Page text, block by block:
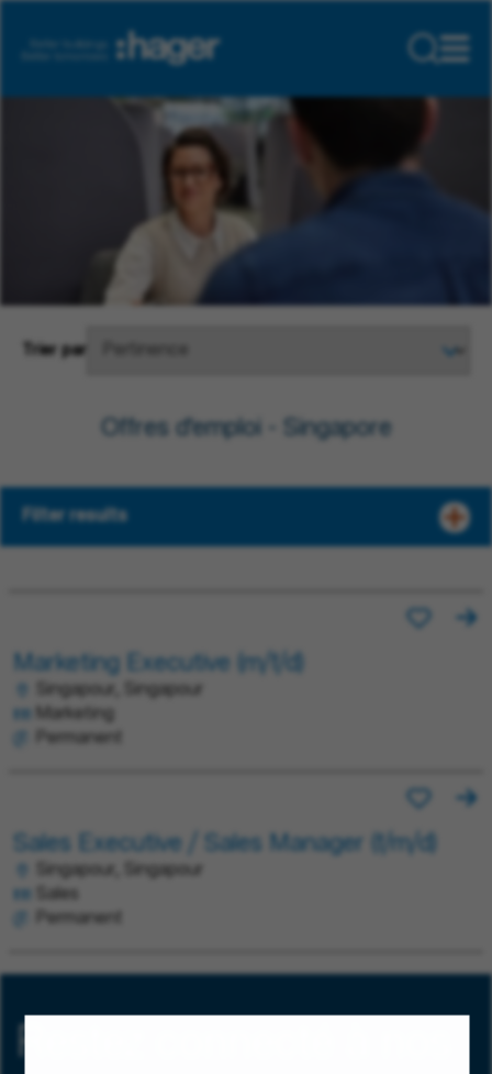
Trier par
Offres d'emploi - Singapore
Filter results
Marketing Executive (m/f/d)
Singapour, Singapour
Marketing
Permanent
Sales Executive / Sales Manager (f/m/d)
Singapour, Singapour
Sales
Permanent
Restez connecté à nos